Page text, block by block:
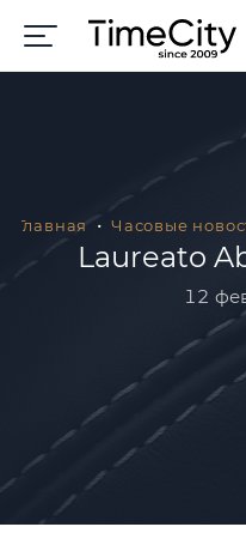
Главная Часовые
Laureato
12